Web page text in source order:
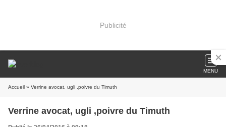
Publicité
MENU
Accueil » Verrine avocat, ugli ,poivre du Timuth
Verrine avocat, ugli ,poivre du Timuth